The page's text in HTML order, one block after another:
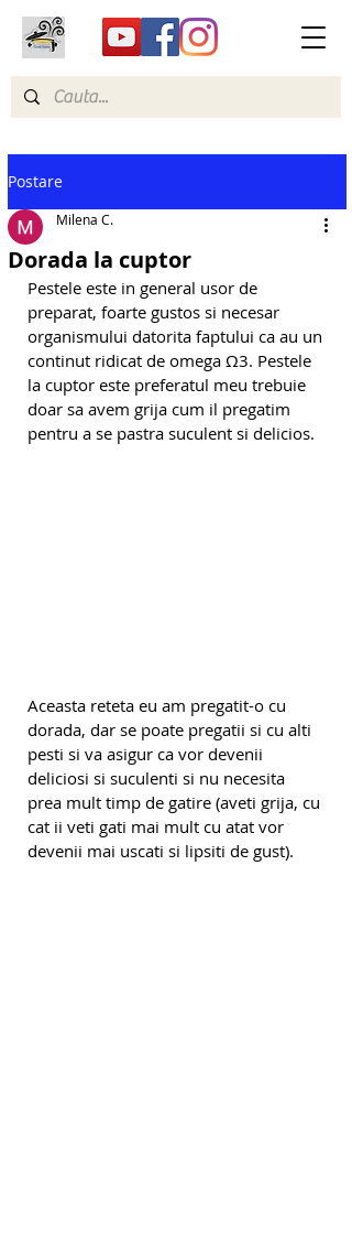
Postare
Dorada la cuptor
Milena C.
Pestele este in general usor de
preparat, foarte gustos si necesar
organismului datorita faptului ca au un
continut ridicat de omega Ω3. Pestele
la cuptor este preferatul meu trebuie
doar sa avem grija cum il pregatim
pentru a se pastra suculent si delicios.
Aceasta reteta eu am pregatit-o cu
dorada, dar se poate pregatii si cu alti
pesti si va asigur ca vor devenii
deliciosi si suculenti si nu necesita
prea mult timp de gatire (aveti grija, cu
cat ii veti gati mai mult cu atat vor
devenii mai uscati si lipsiti de gust).